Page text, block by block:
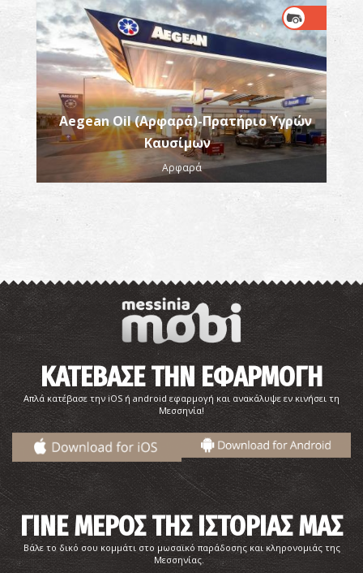
Aegean Oil (Αρφαρά)-Πρατήριο Υγρών
Καυσίμων
Αρφαρά
ΚΑΤΕΒΑΣΕ ΤΗΝ ΕΦΑΡΜΟΓΗ
Απλά κατέβασε την iOS ή android εφαρμογή και ανακάλυψε εν κινήσει τη
Μεσσηνία!
ΓΙΝΕ ΜΕΡΟΣ ΤΗΣ ΙΣΤΟΡΙΑΣ ΜΑΣ
Βάλε το δικό σου κομμάτι στο μωσαϊκό παράδοσης και κληρονομιάς της
Μεσσηνίας.